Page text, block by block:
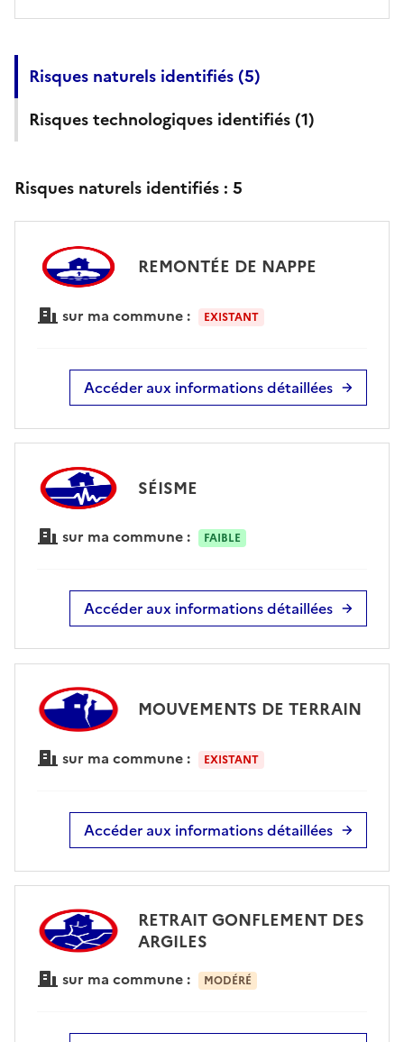
Risques naturels identifiés (5)
Risques technologiques identifiés (1)
Risques naturels identifiés : 5
REMONTÉE DE NAPPE
sur ma commune : EXISTANT
Accéder aux informations détaillées
SÉISME
sur ma commune : FAIBLE
Accéder aux informations détaillées
MOUVEMENTS DE TERRAIN
sur ma commune : EXISTANT
Accéder aux informations détaillées
RETRAIT GONFLEMENT DES
ARGILES
sur ma commune : MODÉRÉ